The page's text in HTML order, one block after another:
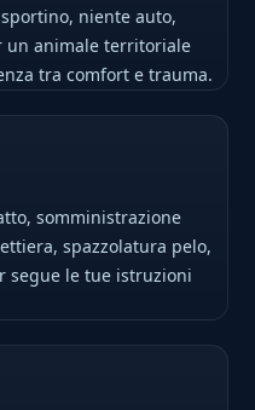
niente auto,
un animale territoriale
tra comfort e trauma.
somministrazione
spazzolatura pelo,
segue le tue istruzioni